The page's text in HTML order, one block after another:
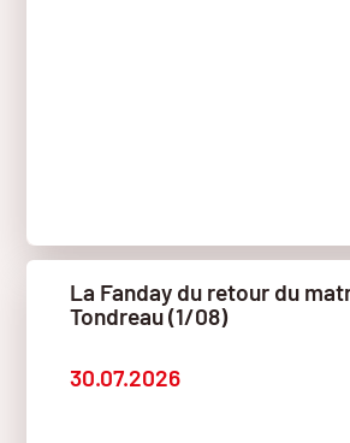
La Fanday du retour du
Tondreau (1/08)
30.07.2026